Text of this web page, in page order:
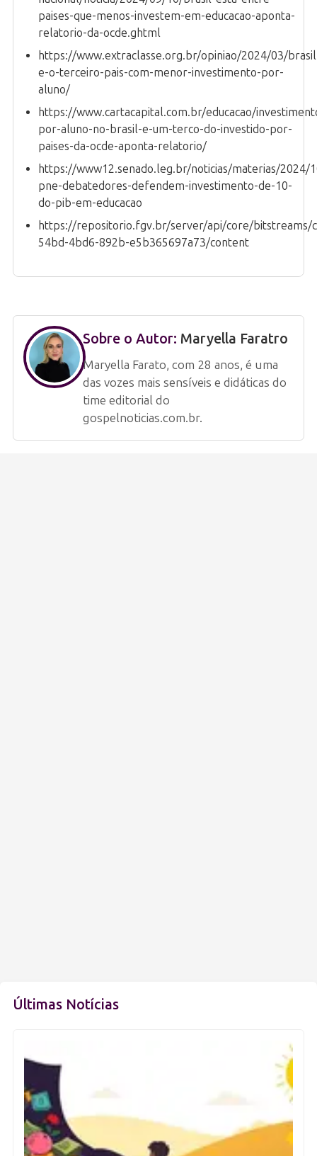
paises-que-menos-investem-em-educacao-aponta-
relatorio-da-ocde.ghtml
https://www.extraclasse.org.br/opiniao/2024/03/
e-o-terceiro-pais-com-menor-investimento-por-
aluno/
https://www.cartacapital.com.br/educacao/
por-aluno-no-brasil-e-um-terco-do-investido-por-
paises-da-ocde-aponta-relatorio/
https://www12.senado.leg.br/noticias/materias/2024/
pne-debatedores-defendem-investimento-de-10-
do-pib-em-educacao
https://repositorio.fgv.br/server/api/core/bitstreams/
54bd-4bd6-892b-e5b365697a73/content
Sobre o Autor: Maryella Faratro
Maryella Farato, com 28 anos, é uma
das vozes mais sensíveis e didáticas do
time editorial do
gospelnoticias.com.br.
Últimas Notícias